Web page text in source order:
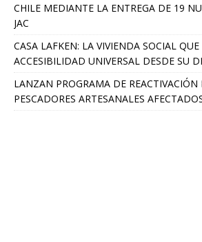
CHILE MEDIANTE LA ENTREGA DE 19
JAC
CASA LAFKEN: LA VIVIENDA SOCIAL
ACCESIBILIDAD UNIVERSAL DESDE SU
LANZAN PROGRAMA DE
PESCADORES ARTESANALES